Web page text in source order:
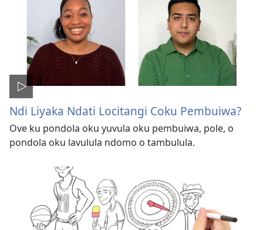
Ndi Liyaka Ndati Locitangi Coku Pembuiwa?
Ove ku pondola oku yuvula oku pembuiwa, pole, o
pondola oku lavulula ndomo o tambulula.